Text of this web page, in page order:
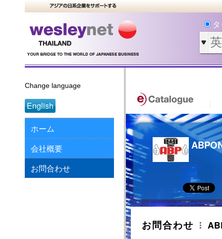
Change language
English
ホーム
会社概要
お問合わせ
お問合わせ